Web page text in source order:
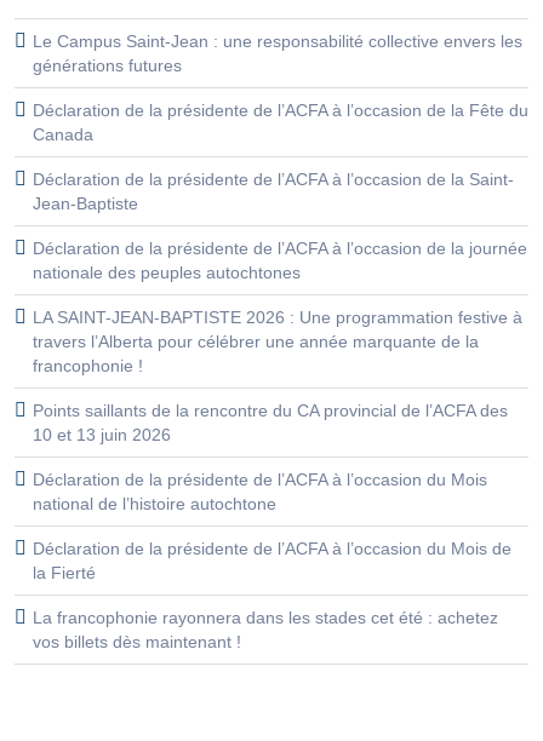
Le Campus Saint-Jean : une responsabilité collective envers les
générations futures
Déclaration de la présidente de l’ACFA à l’occasion de la Fête du
Canada
Déclaration de la présidente de l’ACFA à l’occasion de la Saint-
Jean-Baptiste
Déclaration de la présidente de l’ACFA à l’occasion de la journée
nationale des peuples autochtones
LA SAINT-JEAN-BAPTISTE 2026 : Une programmation festive à
travers l’Alberta pour célébrer une année marquante de la
francophonie !
Points saillants de la rencontre du CA provincial de l’ACFA des
10 et 13 juin 2026
Déclaration de la présidente de l’ACFA à l’occasion du Mois
national de l’histoire autochtone
Déclaration de la présidente de l’ACFA à l’occasion du Mois de
la Fierté
La francophonie rayonnera dans les stades cet été : achetez
vos billets dès maintenant !